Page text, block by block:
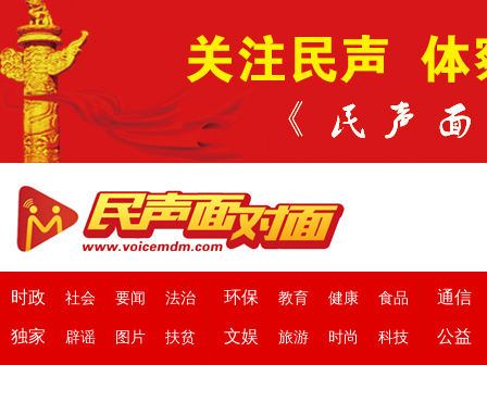
时政 社会 要闻 法治
独家 辟谣 图片 扶贫
环保 教育 健康 食品
文娱 旅游 时尚 科技
通信
公益